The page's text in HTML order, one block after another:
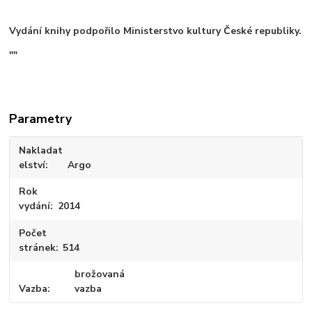
Vydání knihy podpořilo Ministerstvo kultury České republiky.
""
Parametry
Nakladat
elství
Argo
Rok
vydání
2014
Počet
stránek 514
Vazba
brožovaná
vazba